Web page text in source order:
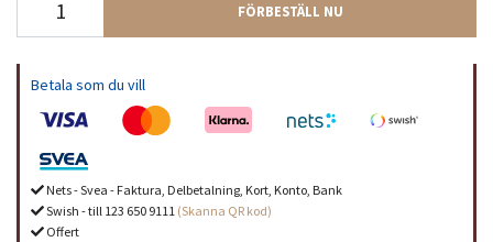
FÖRBESTÄLL NU
Betala som du vill
Nets - Svea - Faktura, Delbetalning, Kort, Konto, Bank
Swish - till 123 650 9111 (Skanna QR kod)
Offert